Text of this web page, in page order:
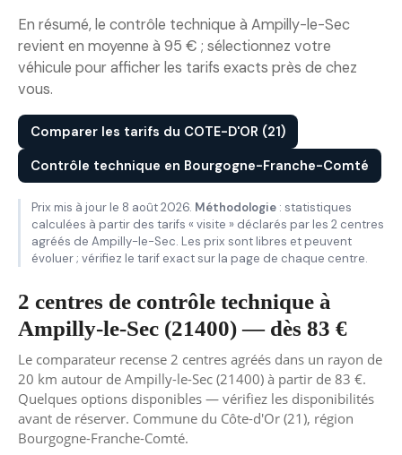
En résumé, le contrôle technique à Ampilly-le-Sec
revient en moyenne à 95 € ; sélectionnez votre
véhicule pour afficher les tarifs exacts près de chez
vous.
Comparer les tarifs du COTE-D'OR (21)
Contrôle technique en Bourgogne-Franche-Comté
Prix mis à jour le 8 août 2026. Méthodologie : statistiques
calculées à partir des tarifs « visite » déclarés par les 2 centres
agréés de Ampilly-le-Sec. Les prix sont libres et peuvent
évoluer ; vérifiez le tarif exact sur la page de chaque centre.
2 centres de contrôle technique à
Ampilly-le-Sec (21400) — dès 83 €
Le comparateur recense 2 centres agréés dans un rayon de
20 km autour de Ampilly-le-Sec (21400) à partir de 83 €.
Quelques options disponibles — vérifiez les disponibilités
avant de réserver. Commune du Côte-d'Or (21), région
Bourgogne-Franche-Comté.